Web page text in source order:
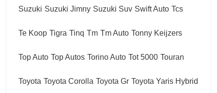
Suzuki Suzuki Jimny Suzuki Suv Swift Auto Tcs
Te Koop Tigra Tinq Tm Tm Auto Tonny Keijzers
Top Auto Top Autos Torino Auto Tot 5000 Touran
Toyota Toyota Corolla Toyota Gr Toyota Yaris Hybrid